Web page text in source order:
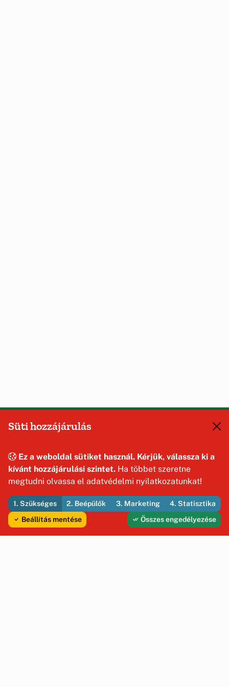
Süti hozzájárulás
Ez a weboldal sütiket használ. Kérjük, válassza ki a
kívánt hozzájárulási szintet. Ha többet szeretne
megtudni olvassa el adatvédelmi nyilatkozatunkat!
1. Szükséges 2. Beépülők 3. Marketing
4. Statisztika
Beállítás mentése
Összes engedélyezése